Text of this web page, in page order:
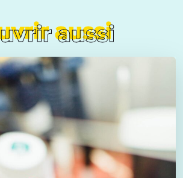
aussi
aussi